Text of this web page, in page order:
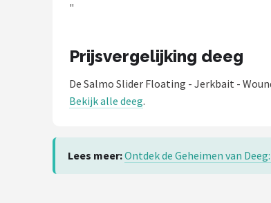
Fox Rage
Rozemeijer
"
Prijsvergelijking deeg
De Salmo Slider Floating - Jerkbait -
Bekijk alle deeg.
Lees meer:Ontdek de Geheimen van